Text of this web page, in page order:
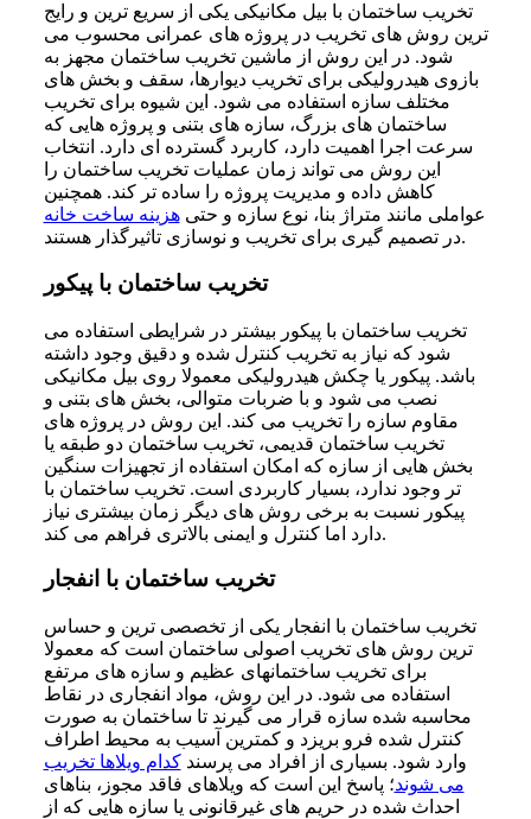
تخریب ساختمان با بیل مکانیکی یکی از سریع ترین و رایج
ترین روش های تخریب در پروژه های عمرانی محسوب می
شود. در این روش از ماشین تخریب ساختمان مجهز به
بازوی هیدرولیکی برای تخریب دیوارها، سقف و بخش های
مختلف سازه استفاده می شود. این شیوه برای تخریب
ساختمان های بزرگ، سازه های بتنی و پروژه هایی که
سرعت اجرا اهمیت دارد، کاربرد گسترده ای دارد. انتخاب
این روش می تواند زمان عملیات تخریب ساختمان را
کاهش داده و مدیریت پروژه را ساده تر کند. همچنین
عواملی مانند متراژ بنا، نوع سازه و حتیهزینه ساخت خانه
در تصمیم گیری برای تخریب و نوسازی تاثیرگذار هستند.
تخریب ساختمان با پیکور
تخریب ساختمان با پیکور بیشتر در شرایطی استفاده می
شود که نیاز به تخریب کنترل شده و دقیق وجود داشته
باشد. پیکور یا چکش هیدرولیکی معمولا روی بیل مکانیکی
نصب می شود و با ضربات متوالی، بخش های بتنی و
مقاوم سازه را تخریب می کند. این روش در پروژه های
تخریب ساختمان قدیمی، تخریب ساختمان دو طبقه یا
بخش هایی از سازه که امکان استفاده از تجهیزات سنگین
تر وجود ندارد، بسیار کاربردی است. تخریب ساختمان با
پیکور نسبت به برخی روش های دیگر زمان بیشتری نیاز
دارد اما کنترل و ایمنی بالاتری فراهم می کند.
تخریب ساختمان با انفجار
تخریب ساختمان با انفجار یکی از تخصصی ترین و حساس
ترین روش های تخریب اصولی ساختمان است که معمولا
برای تخریب ساختمانهای عظیم و سازه های مرتفع
استفاده می شود. در این روش، مواد انفجاری در نقاط
محاسبه شده سازه قرار می گیرند تا ساختمان به صورت
کنترل شده فرو بریزد و کمترین آسیب به محیط اطراف
وارد شود. بسیاری از افراد می پرسندکدام ویلاها تخریب
می شوند؛ پاسخ این است که ویلاهای فاقد مجوز، بناهای
احداث شده در حریم های غیرقانونی یا سازه هایی که از